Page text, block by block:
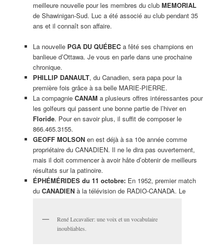
meilleure nouvelle pour les membres du club MEMORIAL
de Shawinigan-Sud. Luc a été associé au club pendant 35
ans et il connaît son affaire.
La nouvelle PGA DU QUÉBECa fêté ses champions en
banlieue d’Ottawa. Je vous en parle dans une prochaine
chronique.
PHILLIP DANAULT, du Canadien, sera papa pour la
première fois grâce à sa belle MARIE-PIERRE.
La compagnie CANAM a plusieurs offres intéressantes pour
les golfeurs qui passent une bonne partie de l’hiver en
Floride. Pour en savoir plus, il suffit de composer le
866.465.3155.
GEOFF MOLSON en est déjà à sa 10e année comme
propriétaire du CANADIEN. Il ne le dira pas ouvertement,
mais il doit commencer à avoir hâte d’obtenir de meilleurs
résultats sur la patinoire.
ÉPHÉMÉRIDES du 11 octobre: En 1952, premier match
du CANADIENà la télévision de RADIO-CANADA. Le
René Lecavalier: une voix et un vocabulaire
inoubliables.